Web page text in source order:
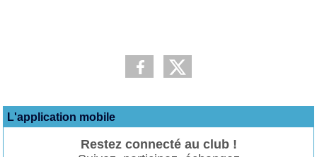
L'application mobile
Restez connecté au club !